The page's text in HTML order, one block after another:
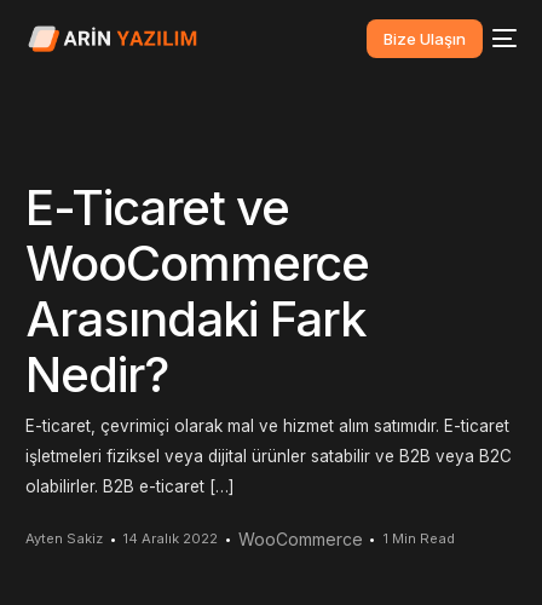
Bize Ulaşın
E-Ticaret ve
WooCommerce
Arasındaki Fark
Nedir?
E-ticaret, çevrimiçi olarak mal ve hizmet alım satımıdır. E-ticaret
işletmeleri fiziksel veya dijital ürünler satabilir ve B2B veya B2C
olabilirler. B2B e-ticaret […]
Ayten Sakiz 14 Aralık 2022 WooCommerce 1 Min Read